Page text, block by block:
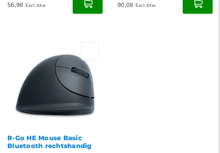
56,98 Excl. btw 90,08 Excl. btw
R-Go HE Mouse Basic
Bluetooth rechtshandig